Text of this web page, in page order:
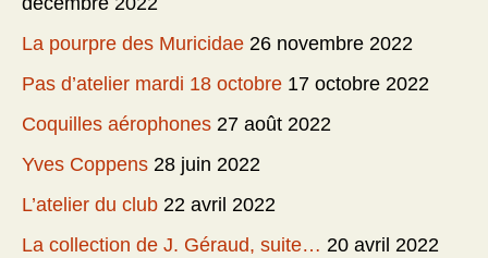
La pourpre des Muricidae 26 novembre 2022
Pas d’atelier mardi 18 octobre 17 octobre 2022
Coquilles aérophones 27 août 2022
Yves Coppens 28 juin 2022
L’atelier du club 22 avril 2022
La collection de J. Géraud, suite… 20 avril 2022